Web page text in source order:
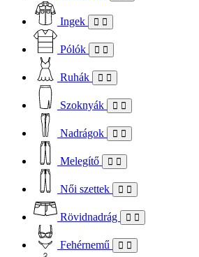
Ingek
Pólók
Ruhák
Szoknyák
Nadrágok
Melegítő
Női szettek
Rövidnadrág
Fehérnemű